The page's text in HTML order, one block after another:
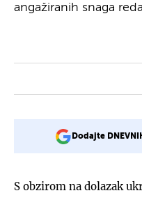
angažiranih snaga
Dodajte
S obzirom na dolazak